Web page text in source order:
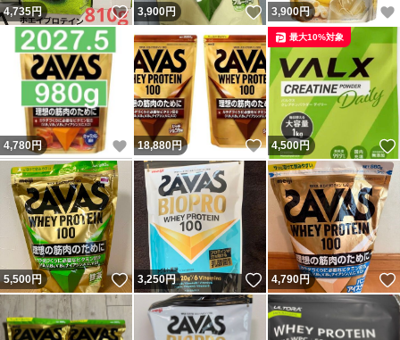
4,735円 いいね！
3,900円 いいね！
3,900円
4,780円 いいね！
18,880円 いいね！
4,500円
最大10%対象
5,500円 いいね！
3,250円 いいね！
4,790円